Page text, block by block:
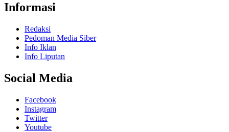
Informasi
Redaksi
Pedoman Media Siber
Info Iklan
Info Liputan
Social Media
Facebook
Instagram
Twitter
Youtube